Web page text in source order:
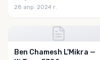
28 апр. 2024 г.
Ben Chamesh L'Mikra —